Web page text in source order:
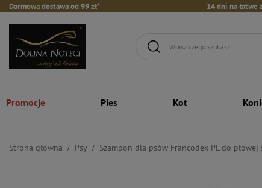
Darmowa dostawa od 99 zł* 14 dni na łatwe
Promocje Pies Kot
Strona główna Psy Szampon dla psów Francodex PL do